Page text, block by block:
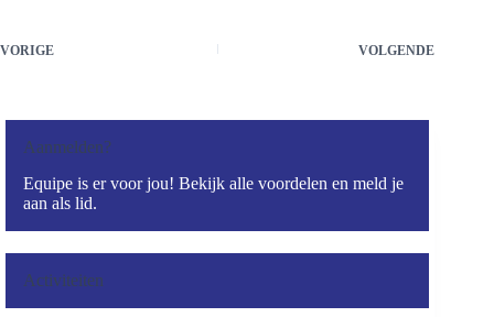
VORIGE VOLGENDE
Aanmelden?
Equipe is er voor jou! Bekijk alle voordelen en meld je
aan als lid.
Activiteiten